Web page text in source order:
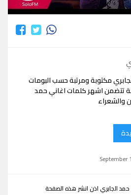
اغاني حمد الجابري
مكتوبة ومرتبة حسب البومات
تتضمن اشهر كلمات اغاني حمد
والشعراء
الجابري اذن انشر هذه الصفحة